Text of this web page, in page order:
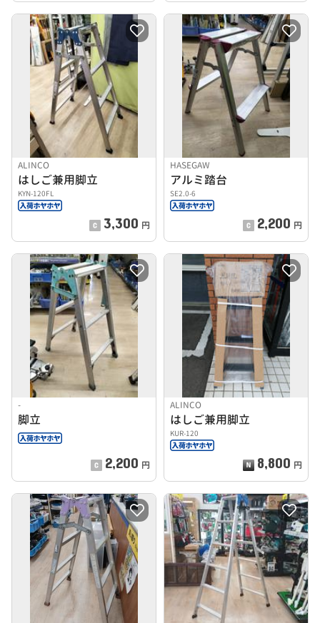
ALINCO
はしご兼用脚立
KYN-120FL
3,300 円
HASEGAW
アルミ踏台
SE2.0-6
2,200 円
-
脚立
2,200 円
ALINCO
はしご兼用脚立
KUR-120
8,800 円